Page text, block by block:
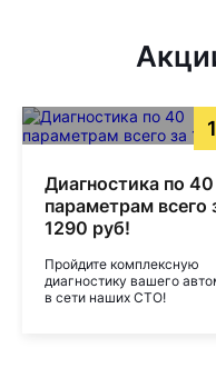
Диагностика по 40
параметрам всего
1290 руб!
Пройдите комплексную
диагностику вашего
в сети наших СТО!